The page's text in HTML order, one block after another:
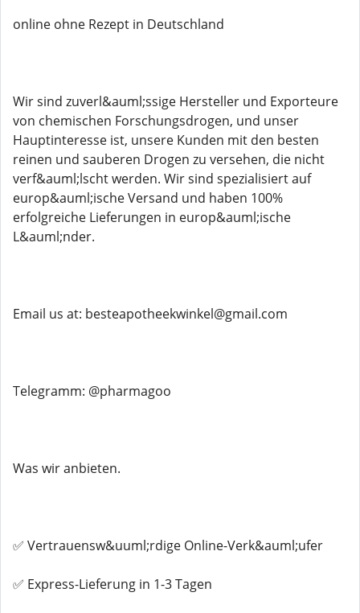
online ohne Rezept in Deutschland
Wir sind zuverl&auml;ssige Hersteller und Exporteure
von chemischen Forschungsdrogen, und unser
Hauptinteresse ist, unsere Kunden mit den besten
reinen und sauberen Drogen zu versehen, die nicht
verf&auml;lscht werden. Wir sind spezialisiert auf
europ&auml;ische Versand und haben 100%
erfolgreiche Lieferungen in europ&auml;ische
L&auml;nder.
Email us at: besteapotheekwinkel@gmail.com
Telegramm: @pharmagoo
Was wir anbieten.
✅ Vertrauensw&uuml;rdige Online-Verk&auml;ufer
✅ Express-Lieferung in 1-3 Tagen